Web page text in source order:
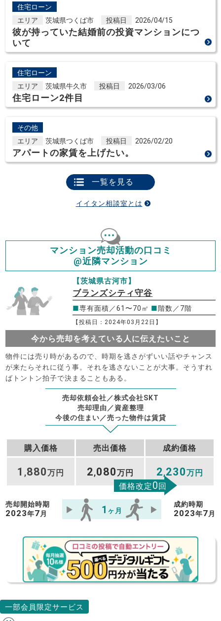
住宅ローン
エリア
茨城県つくば市 投稿日 2026/04/15
彼が持っていた結婚前の投資マンションにつ
いて
住宅ローン
エリア
茨城県牛久市 投稿日 2026/03/06
住宅ローン2件目
その他
エリア
茨城県つくば市 投稿日 2026/02/20
アパートの家賃を上げたい。
一覧を見る
イイタン相談室とは
マンション売却活動の口コミ
@近隣マンション
【茨城県古河市】
ブランズシティ守谷
■専有面積／61〜70㎡ ■階数／7階
【投稿日：2024年03月22日】
今から売却を考えている人に伝えたいこと
物件には売り時があるので、時期を逃さがずいい話やチャンス
が来たらそれに従う事。それを逃さないことが大事。そうすれ
ばトントン拍子で決まることもある。
売却依頼会社／株式会社SKT
売却理由／資産整理
今後の住まい／売った物件は賃貸
購入価格 売出価格 成約価格
1 ,880万円 2,080万円 2,230万円
価格改定0回
売却開始時期
2023年7 月 1 ヶ月
成約時期
2023年7 月
一部会員限定サービス